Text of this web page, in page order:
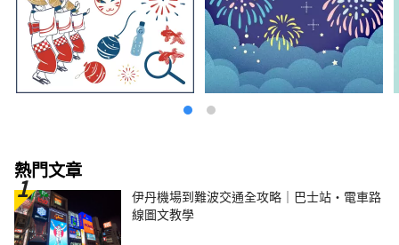
熱門文章
伊丹機場到難波交通全攻略｜巴士站・電車路
線圖文教學